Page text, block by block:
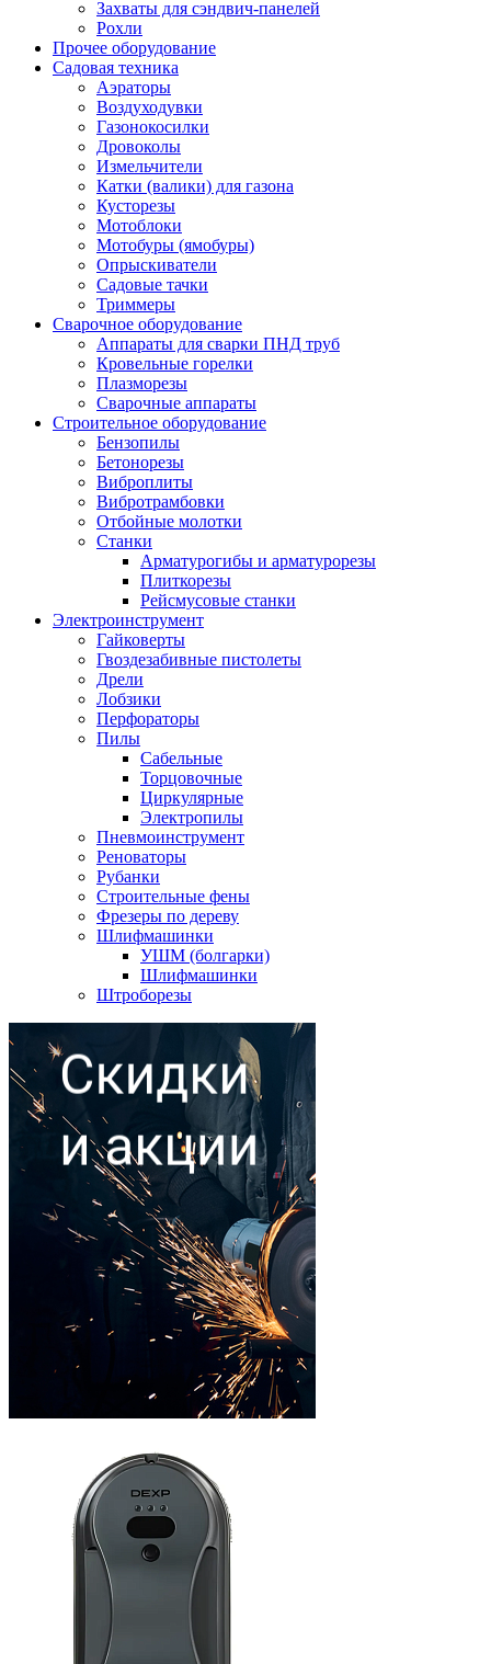
Захваты для сэндвич-панелей
Рохли
Прочее оборудование
Садовая техника
Аэраторы
Воздуходувки
Газонокосилки
Дровоколы
Измельчители
Катки (валики) для газона
Кусторезы
Мотоблоки
Мотобуры (ямобуры)
Опрыскиватели
Садовые тачки
Триммеры
Сварочное оборудование
Аппараты для сварки ПНД труб
Кровельные горелки
Плазморезы
Сварочные аппараты
Строительное оборудование
Бензопилы
Бетонорезы
Виброплиты
Вибротрамбовки
Отбойные молотки
Станки
Арматурогибы и арматурорезы
Плиткорезы
Рейсмусовые станки
Электроинструмент
Гайковерты
Гвоздезабивные пистолеты
Дрели
Лобзики
Перфораторы
Пилы
Сабельные
Торцовочные
Циркулярные
Электропилы
Пневмоинструмент
Реноваторы
Рубанки
Строительные фены
Фрезеры по дереву
Шлифмашинки
УШМ (болгарки)
Шлифмашинки
Штроборезы